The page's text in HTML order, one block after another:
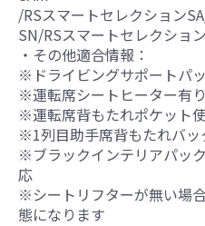
/RSスマートセレクション
SN/RSスマートセレクショ
・その他適合情報：
※ドライビングサポートパ
※運転席シートヒーター有
※運転席背もたれポケット
※1列目助手席背もたれバッ
※ブラックインテリアパッ
応
※シートリフターが無い場
態になります